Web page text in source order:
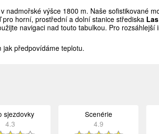
v nadmořské výšce 1800 m. Naše sofistikované
horní, prostřední a dolní stanice střediska
navigaci nad touto tabulkou. Pro rozsáhlejší
předpovídáme teplotu.
sjezdovky
4.3
Scenérie
4.9